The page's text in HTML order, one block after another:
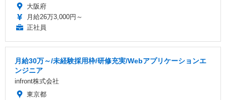
大阪府
月給26万3,000円～
正社員
月給30万～/未経験採用枠/研修充実/Webアプリケーションエ
ンジニア
infront株式会社
東京都